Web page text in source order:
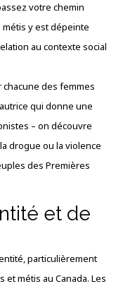
votre chemin
métis y est dépeinte
au contexte social
des femmes
qui donne une
– on découvre
drogue ou la violence
des Premières
et de
particulièrement
métis au Canada. Les